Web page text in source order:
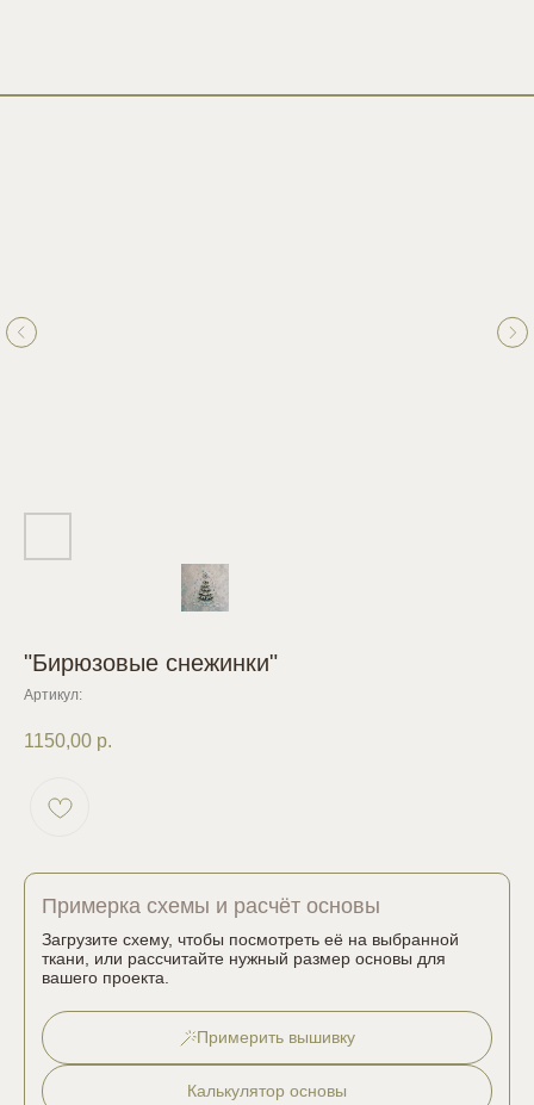
"Бирюзовые снежинки"
Артикул:
1150,00 р.
Примерка схемы и расчёт основы
Загрузите схему, чтобы посмотреть её на выбранной
ткани, или рассчитайте нужный размер основы для
вашего проекта.
Примерить вышивку
Калькулятор основы